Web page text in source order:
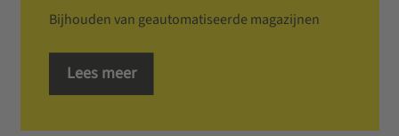
Bijhouden van geautomatiseerde magazijnen
Lees meer